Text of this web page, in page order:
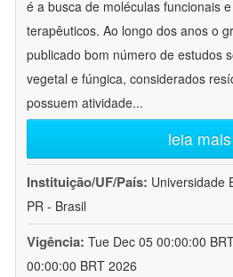
é a busca de moléculas funcionais
terapêuticos. Ao longo dos anos o
publicado bom número de estudos
vegetal e fúngica, considerados
possuem atividade...
leia mais
Instituição/UF/País: Universidade
PR - Brasil
Vigência: Tue Dec 05 00:00:00
00:00:00 BRT 2026